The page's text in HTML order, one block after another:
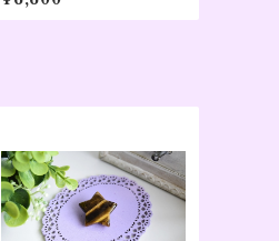
オパールカラー（１０月誕
生日カラー）、【Pon】